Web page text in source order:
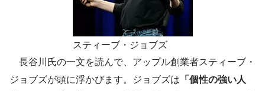
スティーブ・ジョブズ
長谷川氏の一文を読んで、アップル創業者スティーブ・
ジョブズが頭に浮かびます。ジョブズは 「個性の強い人